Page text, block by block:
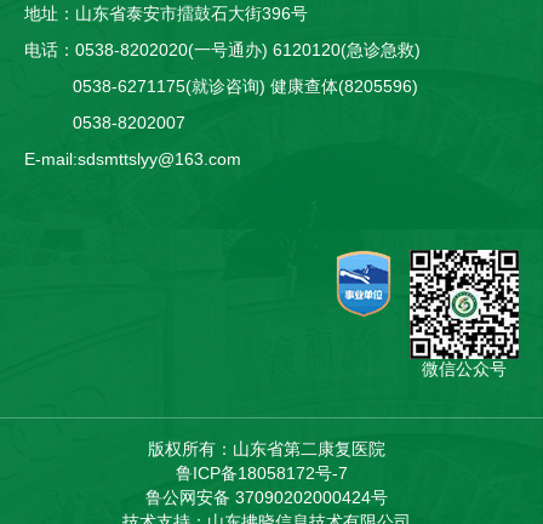
地址：山东省泰安市擂鼓石大街396号
电话：0538-8202020(一号通办) 6120120(急诊急救)
0538-6271175(就诊咨询) 健康查体(8205596)
0538-8202007
E-mail:sdsmttslyy@163.com
微信公众号
版权所有：山东省第二康复医院
鲁ICP备18058172号-7
鲁公网安备 37090202000424号